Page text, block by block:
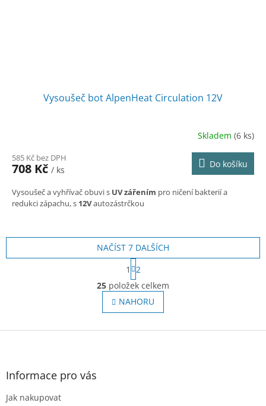
Vysoušeč bot AlpenHeat Circulation 12V
Skladem (6 ks)
585 Kč bez DPH
708 Kč / ks
Do košíku
Vysoušeč a vyhřívač obuvi s UV zářením pro ničení bakterií a
redukci zápachu, s 12Vautozástrčkou
O
v
l
á
NAČÍST 7 DALŠÍCH
S
t
r
á
n
k
v
1
2
25 položek celkem
NAHORU
Z
Informace pro vás
Jak nakupovat